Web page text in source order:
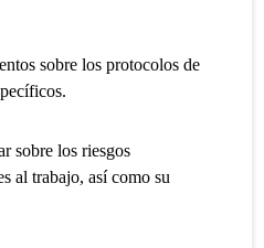
sobre los protocolos de
sobre los riesgos
al trabajo, así como su